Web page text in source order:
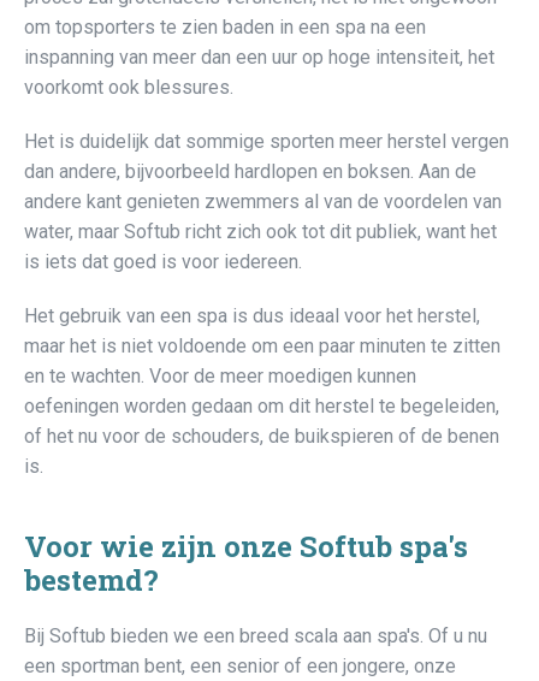
om topsporters te zien baden in een spa na een
inspanning van meer dan een uur op hoge intensiteit, het
voorkomt ook blessures.
Het is duidelijk dat sommige sporten meer herstel vergen
dan andere, bijvoorbeeld hardlopen en boksen. Aan de
andere kant genieten zwemmers al van de voordelen van
water, maar Softub richt zich ook tot dit publiek, want het
is iets dat goed is voor iedereen.
Het gebruik van een spa is dus ideaal voor het herstel,
maar het is niet voldoende om een paar minuten te zitten
en te wachten. Voor de meer moedigen kunnen
oefeningen worden gedaan om dit herstel te begeleiden,
of het nu voor de schouders, de buikspieren of de benen
is.
Voor wie zijn onze Softub spa's
bestemd?
Bij Softub bieden we een breed scala aan spa's. Of u nu
een sportman bent, een senior of een jongere, onze